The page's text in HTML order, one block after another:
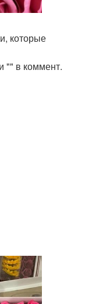
которые
"" в коммент.